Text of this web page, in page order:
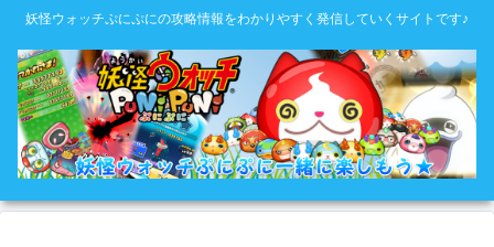
妖怪ウォッチぷにぷにの攻略情報をわかりやすく発信していくサイトです♪